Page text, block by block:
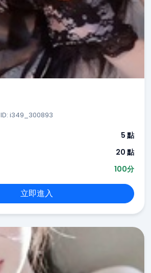
ID: i349_300893
5 點
20 點
100分
立即進入